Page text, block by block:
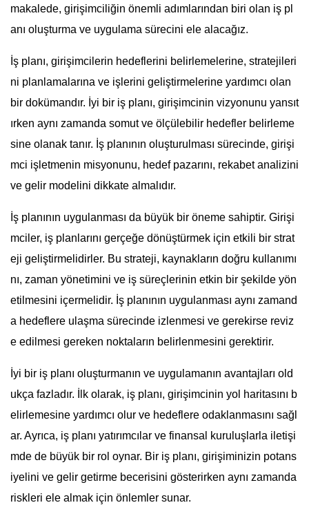
makalede, girişimciliğin önemli adımlarından biri olan iş pl
anı oluşturma ve uygulama sürecini ele alacağız.
İş planı, girişimcilerin hedeflerini belirlemelerine, stratejileri
ni planlamalarına ve işlerini geliştirmelerine yardımcı olan
bir dokümandır. İyi bir iş planı, girişimcinin vizyonunu yansıt
ırken aynı zamanda somut ve ölçülebilir hedefler belirleme
sine olanak tanır. İş planının oluşturulması sürecinde, girişi
mci işletmenin misyonunu, hedef pazarını, rekabet analizini
ve gelir modelini dikkate almalıdır.
İş planının uygulanması da büyük bir öneme sahiptir. Girişi
mciler, iş planlarını gerçeğe dönüştürmek için etkili bir strat
eji geliştirmelidirler. Bu strateji, kaynakların doğru kullanımı
nı, zaman yönetimini ve iş süreçlerinin etkin bir şekilde yön
etilmesini içermelidir. İş planının uygulanması aynı zamand
a hedeflere ulaşma sürecinde izlenmesi ve gerekirse reviz
e edilmesi gereken noktaların belirlenmesini gerektirir.
İyi bir iş planı oluşturmanın ve uygulamanın avantajları old
ukça fazladır. İlk olarak, iş planı, girişimcinin yol haritasını b
elirlemesine yardımcı olur ve hedeflere odaklanmasını sağl
ar. Ayrıca, iş planı yatırımcılar ve finansal kuruluşlarla iletişi
mde de büyük bir rol oynar. Bir iş planı, girişiminizin potans
iyelini ve gelir getirme becerisini gösterirken aynı zamanda
riskleri ele almak için önlemler sunar.